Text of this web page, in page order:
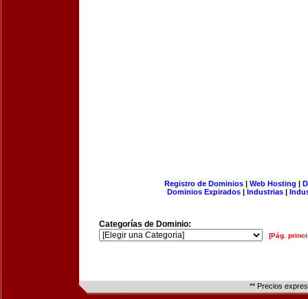
Registro de Dominios| Web Hosting |
Dominios Expirados | Industrias |
Categorías de Dominio:
[Pág.
** Precios